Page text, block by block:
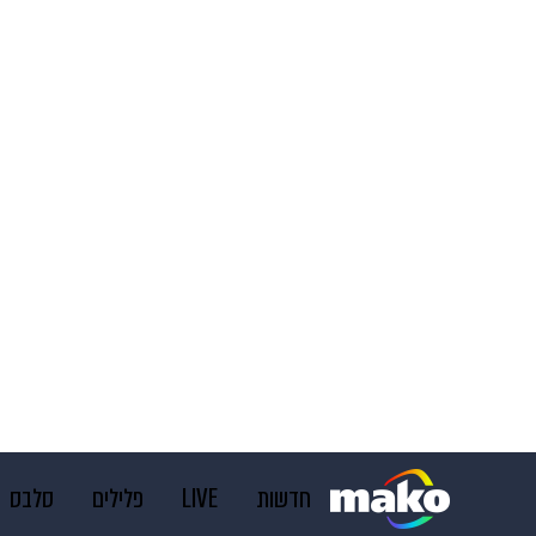
חדשות LIVE פלילים סלבס